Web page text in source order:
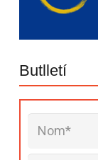
Butlletí